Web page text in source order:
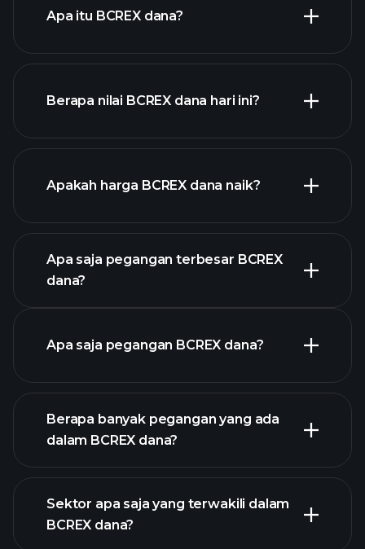
Apa itu BCREX dana?
Berapa nilai BCREX dana hari ini?
lanjutan
Apakah harga BCREX dana naik?
grafik BCREX dana
Apa saja pegangan terbesar BCREX
dana?
Apa saja pegangan BCREX dana?
Berapa banyak pegangan yang ada
dalam BCREX dana?
pegangan
Sektor apa saja yang terwakili dalam
BCREX dana?